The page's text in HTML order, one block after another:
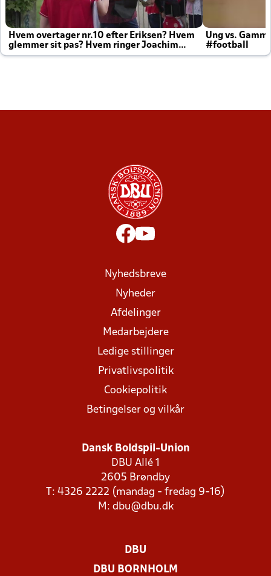
Hvem overtager nr.10 efter Eriksen? Hvem
glemmer sit pas? Hvem ringer Joachim
altid til efter kampe?
Ung vs.
#football
Nyhedsbreve
Nyheder
Afdelinger
Medarbejdere
Ledige stillinger
Privatlivspolitik
Cookiepolitik
Betingelser og vilkår
Dansk Boldspil-Union
DBU Allé 1
2605 Brøndby
T: 4326 2222 (mandag - fredag 9-16)
M: dbu@dbu.dk
DBU
DBU BORNHOLM